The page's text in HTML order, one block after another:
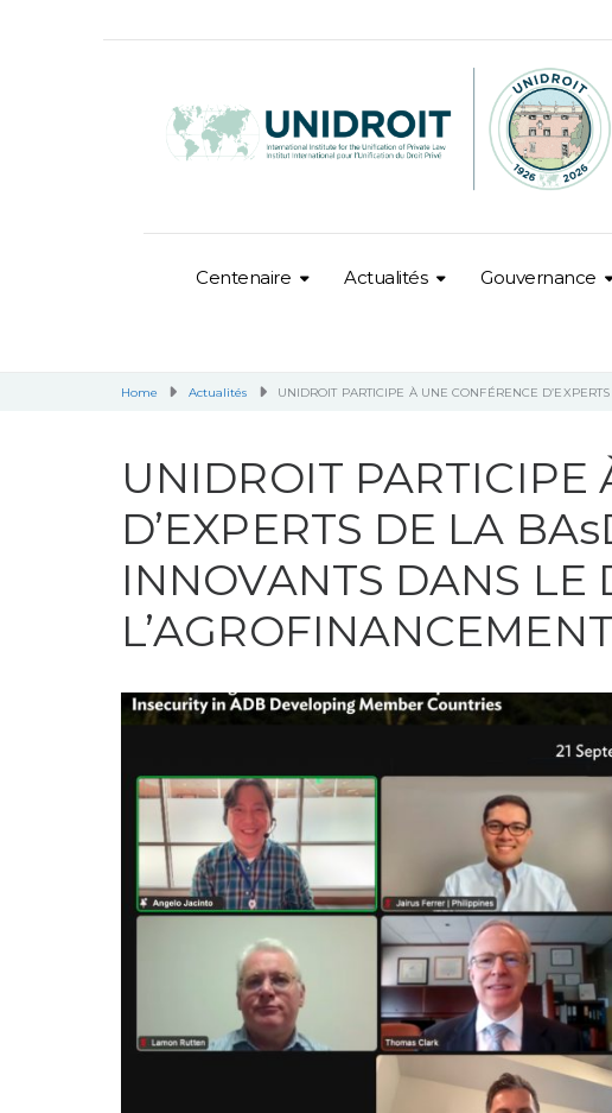
Centenaire Actualités Gouvernance
Home Actualités UNIDROIT PARTICIPE À UNE CONFÉRENCE
UNIDROIT PARTICIPE
D’EXPERTS DE LA
INNOVANTS DANS LE
L’AGROFINANCEMENT